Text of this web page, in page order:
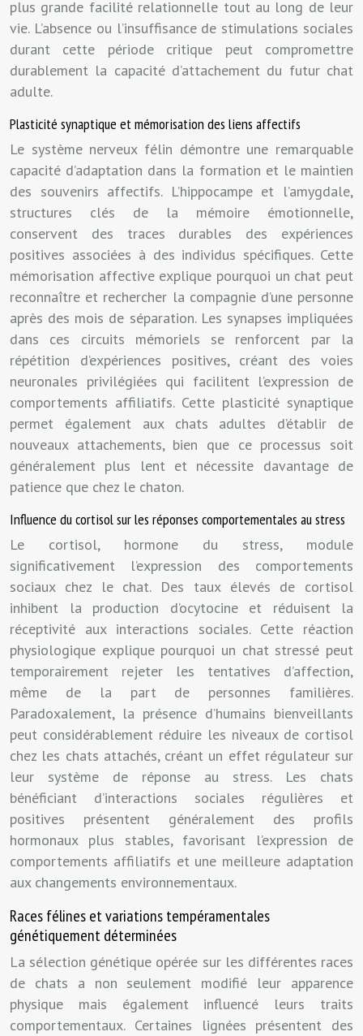
plus grande facilité relationnelle tout au long de leur
vie. L’absence ou l’insuffisance de stimulations sociales
durant cette période critique peut compromettre
durablement la capacité d’attachement du futur chat
adulte.
Plasticité synaptique et mémorisation des liens affectifs
Le système nerveux félin démontre une remarquable
capacité d’adaptation dans la formation et le maintien
des souvenirs affectifs. L’hippocampe et l’amygdale,
structures clés de la mémoire émotionnelle,
conservent des traces durables des expériences
positives associées à des individus spécifiques. Cette
mémorisation affective explique pourquoi un chat peut
reconnaître et rechercher la compagnie d’une personne
après des mois de séparation. Les synapses impliquées
dans ces circuits mémoriels se renforcent par la
répétition d’expériences positives, créant des voies
neuronales privilégiées qui facilitent l’expression de
comportements affiliatifs. Cette plasticité synaptique
permet également aux chats adultes d’établir de
nouveaux attachements, bien que ce processus soit
généralement plus lent et nécessite davantage de
patience que chez le chaton.
Influence du cortisol sur les réponses comportementales au stress
Le cortisol, hormone du stress, module
significativement l’expression des comportements
sociaux chez le chat. Des taux élevés de cortisol
inhibent la production d’ocytocine et réduisent la
réceptivité aux interactions sociales. Cette réaction
physiologique explique pourquoi un chat stressé peut
temporairement rejeter les tentatives d’affection,
même de la part de personnes familières.
Paradoxalement, la présence d’humains bienveillants
peut considérablement réduire les niveaux de cortisol
chez les chats attachés, créant un effet régulateur sur
leur système de réponse au stress. Les chats
bénéficiant d’interactions sociales régulières et
positives présentent généralement des profils
hormonaux plus stables, favorisant l’expression de
comportements affiliatifs et une meilleure adaptation
aux changements environnementaux.
Races félines et variations tempéramentales
génétiquement déterminées
La sélection génétique opérée sur les différentes races
de chats a non seulement modifié leur apparence
physique mais également influencé leurs traits
comportementaux. Certaines lignées présentent des